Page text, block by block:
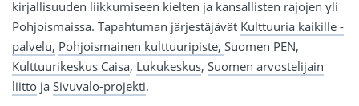
kirjallisuuden liikkumiseen kielten ja kansallisten rajojen yli
Pohjoismaissa. Tapahtuman järjestäjävät Kulttuuria kaikille -
palvelu, Pohjoismainen kulttuuripiste, Suomen PEN,
Kulttuurikeskus Caisa, Lukukeskus, Suomen arvostelijain
liitto ja Sivuvalo-projekti.